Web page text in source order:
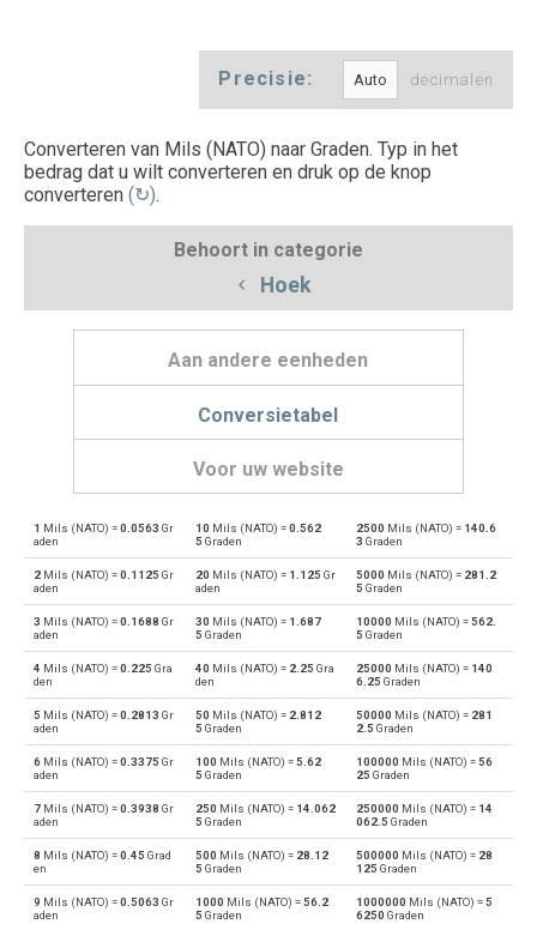
Precisie: decimalen
Converteren van Mils (NATO) naar Graden. Typ in het
bedrag dat u wilt converteren en druk op de knop
converteren (↻).
Behoort in categorie
Hoek
Aan andere eenheden
Conversietabel
Voor uw website
— Mils (NATO) naar Graden deg
deg Graden naar Mils (NATO) —
— Mils (NATO) naar Radialen rad
rad Radialen naar Mils (NATO) —
— Mils (NATO) naar Punten —
— Punten naar Mils (NATO) —
— Mils (NATO) naar Gons —
— Gons naar Mils (NATO) —
— Mils (NATO) naar Decimale graad —
1 Mils (NATO) =0.0563 Gr
aden
10 Mils (NATO) =0.562
5 Graden
2500 Mils (NATO) = 140.6
3 Graden
2 Mils (NATO) =0.1125 Gr
aden
20 Mils (NATO) = 1.125 Gr
aden
5000 Mils (NATO) = 281.2
5 Graden
3 Mils (NATO) =0.1688 Gr
aden
30 Mils (NATO) = 1.687
5 Graden
10000 Mils (NATO) =562.
5 Graden
4 Mils (NATO) =0.225 Gra
den
40 Mils (NATO) = 2.25 Gra
den
25000 Mils (NATO) = 140
6.25 Graden
5 Mils (NATO) =0.2813 Gr
aden
50 Mils (NATO) = 2.812
5 Graden
50000 Mils (NATO) = 281
2.5 Graden
6 Mils (NATO) =0.3375 Gr
aden
100 Mils (NATO) =5.62
5 Graden
100000 Mils (NATO) =56
25 Graden
7 Mils (NATO) =0.3938 Gr
aden
250 Mils (NATO) = 14.062
5 Graden
250000 Mils (NATO) = 14
062.5 Graden
8 Mils (NATO) =0.45 Grad
en
500 Mils (NATO) = 28.12
5 Graden
500000 Mils (NATO) = 28
125 Graden
9 Mils (NATO) =0.5063 Gr
aden
1000 Mils (NATO) =56.2
5 Graden
1000000 Mils (NATO) =5
6250 Graden